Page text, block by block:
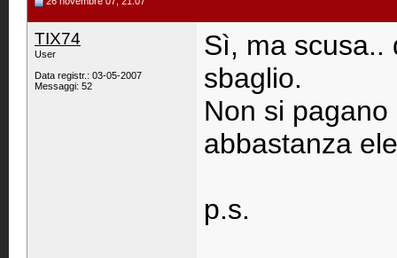
TIX74
User
Data registr.: 03-05-2007
Messaggi: 52
Sì, ma scusa..
sbaglio.
Non si
abbastanza
p.s.